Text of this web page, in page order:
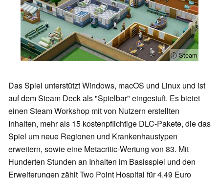
ⓘ Steam
Das Spiel unterstützt Windows, macOS und Linux und ist
auf dem Steam Deck als "Spielbar" eingestuft. Es bietet
einen Steam Workshop mit von Nutzern erstellten
Inhalten, mehr als 15 kostenpflichtige DLC-Pakete, die das
Spiel um neue Regionen und Krankenhaustypen
erweitern, sowie eine Metacritic-Wertung von 83. Mit
Hunderten Stunden an Inhalten im Basisspiel und den
Erweiterungen zählt Two Point Hospital für 4,49 Euro